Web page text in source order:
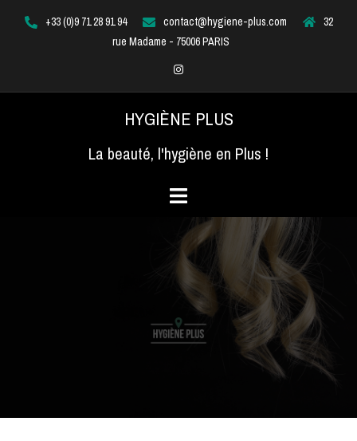
+33 (0)9 71 28 91 94 contact@hygiene-plus.com
32
rue Madame - 75006 PARIS
Instagram
HYGIÈNE PLUS
La beauté, l'hygiène en Plus !